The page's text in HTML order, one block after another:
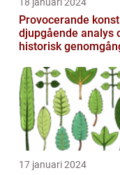
Provocerande
djupgående analys
historisk
17 januari 2024